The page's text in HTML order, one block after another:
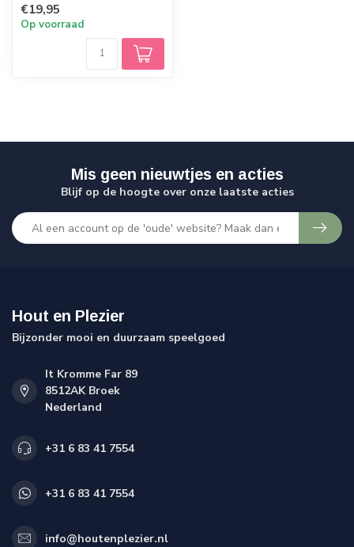
€19,95
Op voorraad
Mis geen nieuwtjes en acties
Blijf op de hoogte over onze laatste acties
Hout en Plezier
Bijzonder mooi en duurzaam speelgoed
It Kromme Far 89
8512AK Broek
Nederland
+31 6 83 41 7554
+31 6 83 41 7554
info@houtenplezier.nl